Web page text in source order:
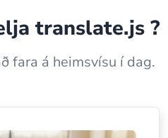
translate.js ?
fara á heimsvísu í dag.